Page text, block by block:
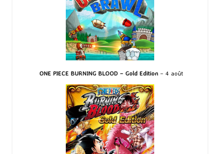
ONE PIECE BURNING BLOOD – Gold Edition– 4 août